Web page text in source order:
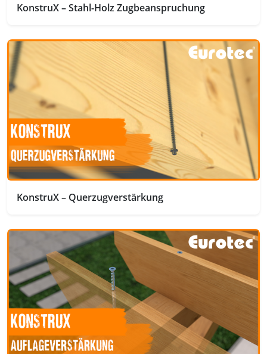
KonstruX – Stahl-Holz Zugbeanspruchung
KonstruX – Querzugverstärkung